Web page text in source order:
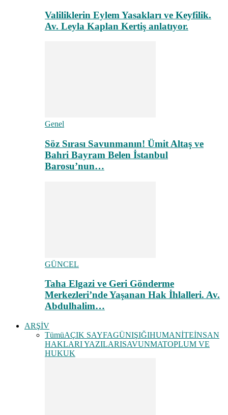
Valiliklerin Eylem Yasakları ve Keyfilik.
Av. Leyla Kaplan Kertiş anlatıyor.
Genel
Söz Sırası Savunmanın! Ümit Altaş ve
Bahri Bayram Belen İstanbul
Barosu’nun…
GÜNCEL
Taha Elgazi ve Geri Gönderme
Merkezleri’nde Yaşanan Hak İhlalleri. Av.
Abdulhalim…
ARŞİV
TümüAÇIK SAYFAGÜNIŞIĞIHUMANİTEİNSAN
HAKLARI YAZILARISAVUNMATOPLUM VE
HUKUK